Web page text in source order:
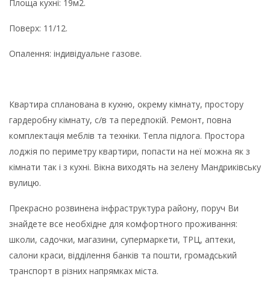
Площа кухні: 19м2.
Поверх: 11/12.
Опалення: індивідуальне газове.
Квартира спланована в кухню, окрему кімнату, простору
гардеробну кімнату, с/в та передпокій. Ремонт, повна
комплектація меблів та техніки. Тепла підлога. Простора
лоджія по периметру квартири, попасти на неї можна як з
кімнати так і з кухні. Вікна виходять на зелену Мандриківську
вулицю.
Прекрасно розвинена інфраструктура району, поруч Ви
знайдете все необхідне для комфортного проживання:
школи, садочки, магазини, супермаркети, ТРЦ, аптеки,
салони краси, відділення банків та пошти, громадський
транспорт в різних напрямках міста.